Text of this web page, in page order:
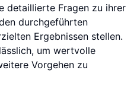
detaillierte Fragen zu ihrer
durchgeführten
Ergebnissen stellen.
um wertvolle
Vorgehen zu